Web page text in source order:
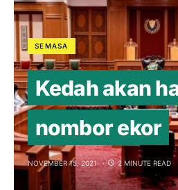
SEMASA
Kedah akan
nombor ekor
NOVEMBER 15, 2021 2 MINUTE READ